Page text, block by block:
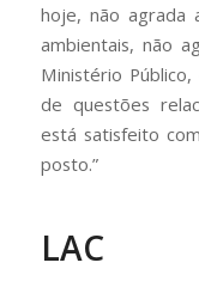
hoje, não agrada
ambientais, não
Ministério
de questões
está satisfeito
posto.”
LAC